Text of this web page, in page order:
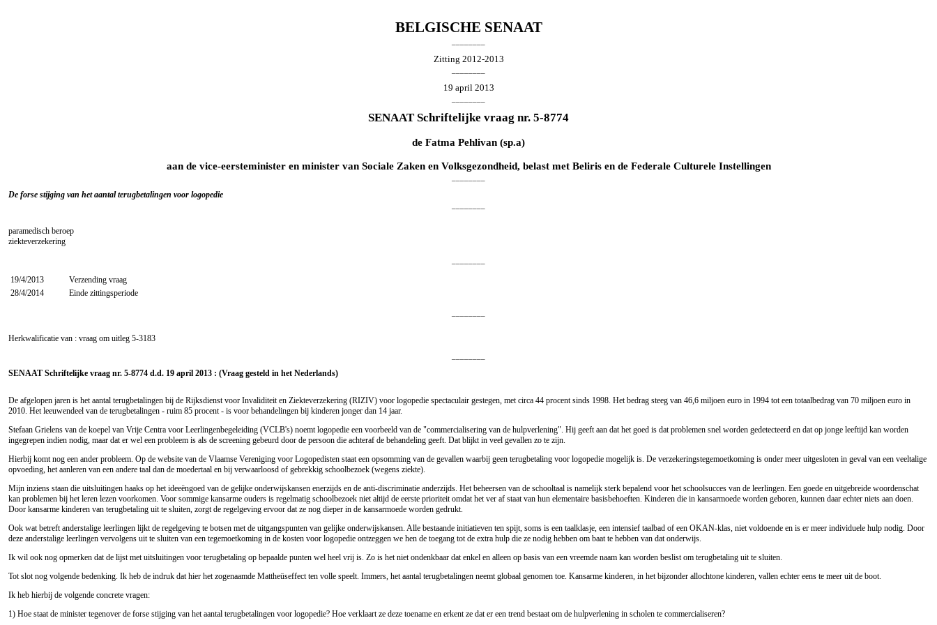
BELGISCHE SENAAT
Zitting 2012-2013
19 april 2013
SENAAT Schriftelijke vraag nr. 5-8774
de Fatma Pehlivan (sp.a)
aan de vice-eersteminister en minister van Sociale Zaken en Volksgezondheid, belast met Beliris en de Federale Culturele Instellingen
De forse stijging van het aantal terugbetalingen voor logopedie
paramedisch beroep
ziekteverzekering
19/4/2013
Verzending vraag
28/4/2014
Einde zittingsperiode
Herkwalificatie van : vraag om uitleg 5-3183
SENAAT Schriftelijke vraag nr. 5-8774 d.d. 19 april 2013 : (Vraag gesteld in het Nederlands)
De afgelopen jaren is het aantal terugbetalingen bij de Rijksdienst voor Invaliditeit en Ziekteverzekering (RIZIV) voor logopedie spectaculair gestegen, met circa 44 procent sinds 1998. Het bedrag steeg van 46,6 miljoen euro in 1994 tot een totaalbedrag van 70 miljoen euro in
2010. Het leeuwendeel van de terugbetalingen - ruim 85 procent - is voor behandelingen bij kinderen jonger dan 14 jaar.
Stefaan Grielens van de koepel van Vrije Centra voor Leerlingenbegeleiding (VCLB's) noemt logopedie een voorbeeld van de "commercialisering van de hulpverlening". Hij geeft aan dat het goed is dat problemen snel worden gedetecteerd en dat op jonge leeftijd kan worden
ingegrepen indien nodig, maar dat er wel een probleem is als de screening gebeurd door de persoon die achteraf de behandeling geeft. Dat blijkt in veel gevallen zo te zijn.
Hierbij komt nog een ander probleem. Op de website van de Vlaamse Vereniging voor Logopedisten staat een opsomming van de gevallen waarbij geen terugbetaling voor logopedie mogelijk is. De verzekeringstegemoetkoming is onder meer uitgesloten in geval van een veeltalige
opvoeding, het aanleren van een andere taal dan de moedertaal en bij verwaarloosd of gebrekkig schoolbezoek (wegens ziekte).
Mijn inziens staan die uitsluitingen haaks op het ideeëngoed van de gelijke onderwijskansen enerzijds en de anti-discriminatie anderzijds. Het beheersen van de schooltaal is namelijk sterk bepalend voor het schoolsucces van de leerlingen. Een goede en uitgebreide woordenschat
kan problemen bij het leren lezen voorkomen. Voor sommige kansarme ouders is regelmatig schoolbezoek niet altijd de eerste prioriteit omdat het ver af staat van hun elementaire basisbehoeften. Kinderen die in kansarmoede worden geboren, kunnen daar echter niets aan doen.
Door kansarme kinderen van terugbetaling uit te sluiten, zorgt de regelgeving ervoor dat ze nog dieper in de kansarmoede worden gedrukt.
Ook wat betreft anderstalige leerlingen lijkt de regelgeving te botsen met de uitgangspunten van gelijke onderwijskansen. Alle bestaande initiatieven ten spijt, soms is een taalklasje, een intensief taalbad of een OKAN-klas, niet voldoende en is er meer individuele hulp nodig. Door
deze anderstalige leerlingen vervolgens uit te sluiten van een tegemoetkoming in de kosten voor logopedie ontzeggen we hen de toegang tot de extra hulp die ze nodig hebben om baat te hebben van dat onderwijs.
Ik wil ook nog opmerken dat de lijst met uitsluitingen voor terugbetaling op bepaalde punten wel heel vrij is. Zo is het niet ondenkbaar dat enkel en alleen op basis van een vreemde naam kan worden beslist om terugbetaling uit te sluiten.
Tot slot nog volgende bedenking. Ik heb de indruk dat hier het zogenaamde Mattheüseffect ten volle speelt. Immers, het aantal terugbetalingen neemt globaal genomen toe. Kansarme kinderen, in het bijzonder allochtone kinderen, vallen echter eens te meer uit de boot.
Ik heb hierbij de volgende concrete vragen:
1) Hoe staat de minister tegenover de forse stijging van het aantal terugbetalingen voor logopedie? Hoe verklaart ze deze toename en erkent ze dat er een trend bestaat om de hulpverlening in scholen te commercialiseren?